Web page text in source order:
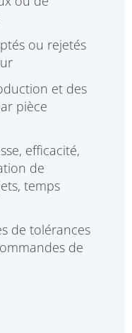
ou rejetés
et des
pièce
efficacité,
de
temps
de tolérances
de